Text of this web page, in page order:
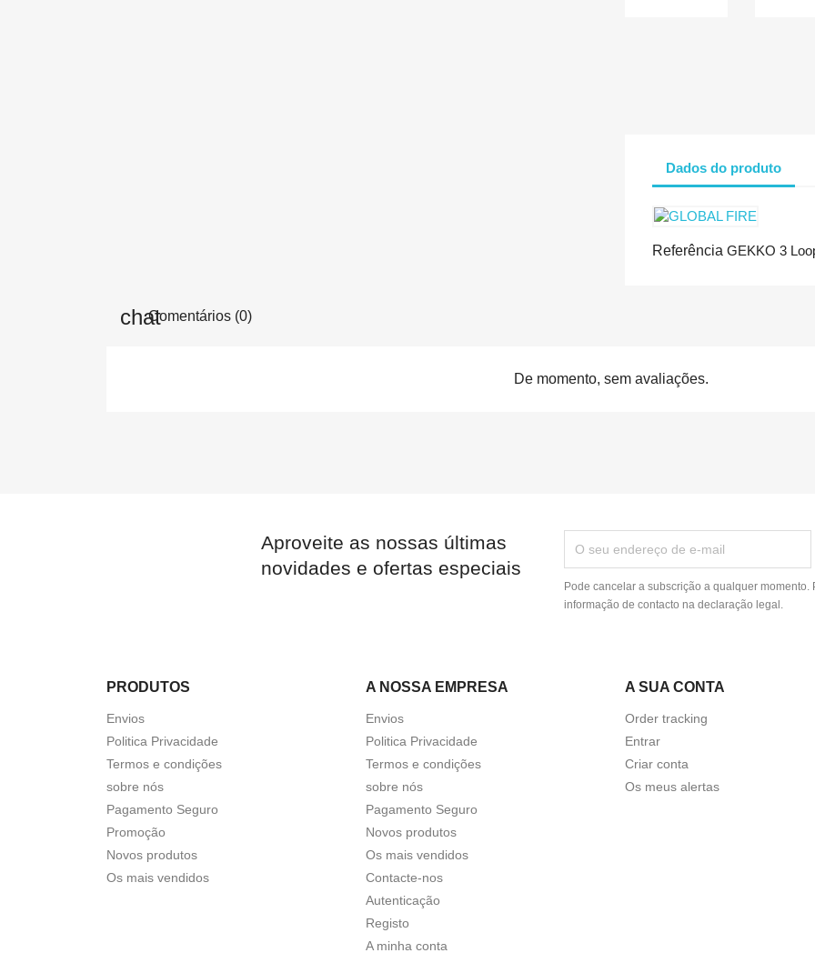
Dados do produto
Referência GEKKO 3
Comentários (0)
De momento, sem avaliações.
Aproveite as nossas últimas
novidades e ofertas especiais
Pode cancelar a subscrição a qualquer momento.
informação de contacto na declaração legal.
PRODUTOS
Envios
Politica Privacidade
Termos e condições
sobre nós
Pagamento Seguro
Promoção
Novos produtos
Os mais vendidos
A NOSSA EMPRESA
Envios
Politica Privacidade
Termos e condições
sobre nós
Pagamento Seguro
Novos produtos
Os mais vendidos
Contacte-nos
Autenticação
Registo
A minha conta
A SUA CONTA
Order tracking
Entrar
Criar conta
Os meus alertas